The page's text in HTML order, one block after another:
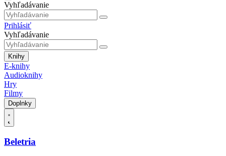
Vyhľadávanie
Prihlásiť
Vyhľadávanie
Knihy
E-knihy
Audioknihy
Hry
Filmy
Doplnky
Beletria